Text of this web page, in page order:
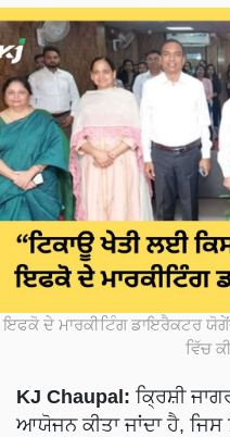
ਇਫਕੋ ਦੇ ਮਾਰਕੀਟਿੰਗ ਡਾਇਰੈਕਟਰ
ਵਿੱਚ
KJ Chaupal: ਕ੍ਰਿਸ਼ੀ
ਆਯੋਜਨ ਕੀਤਾ ਜਾਂਦਾ ਹੈ,